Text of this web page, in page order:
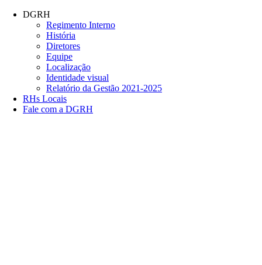
Conteúdo principal
DGRH
Regimento Interno
História
Diretores
Equipe
Localização
Identidade visual
Relatório da Gestão 2021-2025
RHs Locais
Fale com a DGRH